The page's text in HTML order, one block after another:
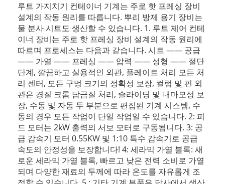
루트 가지치기 컨테이너 기계는 주로 핫 프레싱 장비
설계의 작동 원리를 따릅니다. 뿌리 방제 용기 장비는
물 분사 시트도 생산할 수 있습니다. 1. 루트 제어 컨테
이너 장비는 주로 핫 프레싱 장비 설계의 작동 원리에
따르며 프로세스는 다음과 같습니다. 시트 —— 공급
—— 가열 —— 프레싱 —— 압력 —— 성형 —— 절단
단계, 깔끔하고 실용적인 외관, 플레이트 처리 모든 처
리 센터, 모든 구멍 크기의 정확성 보장, 컬럼 및 핀 외
관은 경질 크롬 담금질 처리, 슬라이딩 및 내마모성 보
장, 수동 및 자동 두 부분으로 편집된 기계 시스템, 수
동의 경우 모든 작업이 단일 작업일 수 있습니다. 2: 피
드 모터는 2kW 출력의 서보 모터로 구동됩니다. 3: 공
급 감속기 모터 0.55KW 및 1:10 특수 감속기로 공급
속도의 안정성을 보장합니다! 4: 세라믹 가열 블록: 새
로운 세라믹 가열 블록, 빠르고 낮은 전력 소비로 가열
되며 다양한 재료의 두께에 따라 온도를 자유롭게 조